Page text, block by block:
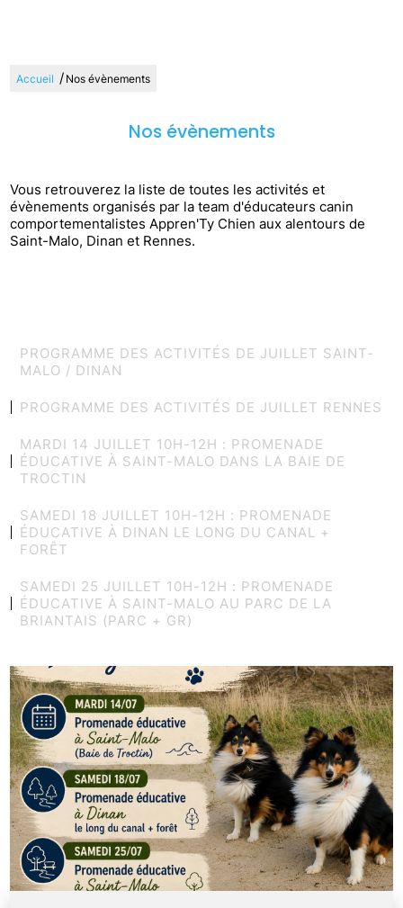
Accueil / Nos évènements
Nos évènements
Vous retrouverez la liste de toutes les activités et
évènements organisés par la team d'éducateurs canin
comportementalistes Appren'Ty Chien aux alentours de
Saint-Malo, Dinan et Rennes.
PROGRAMME DES ACTIVITÉS DE JUILLET SAINT-
MALO / DINAN
PROGRAMME DES ACTIVITÉS DE JUILLET RENNES
MARDI 14 JUILLET 10H-12H : PROMENADE
ÉDUCATIVE À SAINT-MALO DANS LA BAIE DE
TROCTIN
SAMEDI 18 JUILLET 10H-12H : PROMENADE
ÉDUCATIVE À DINAN LE LONG DU CANAL +
FORÊT
SAMEDI 25 JUILLET 10H-12H : PROMENADE
ÉDUCATIVE À SAINT-MALO AU PARC DE LA
BRIANTAIS (PARC + GR)